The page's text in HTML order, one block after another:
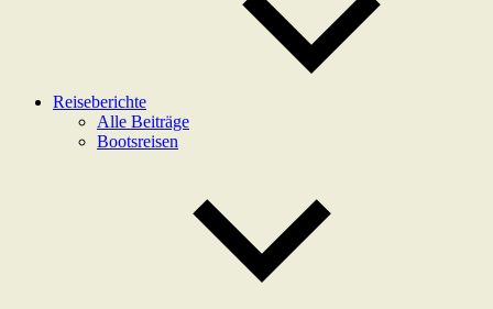
Reiseberichte
Alle Beiträge
Bootsreisen